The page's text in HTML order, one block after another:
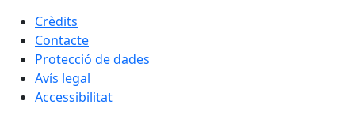
Crèdits
Contacte
Protecció de dades
Avís legal
Accessibilitat